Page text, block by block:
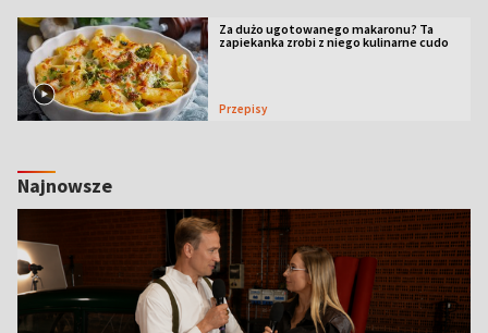
Za dużo ugotowanego makaronu? Ta
zapiekanka zrobi z niego kulinarne cudo
Przepisy
Najnowsze